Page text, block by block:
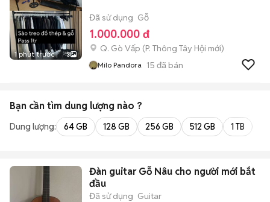
1 phút trước 3
Đã sử dụng Gỗ
1.000.000 đ
Q. Gò Vấp (P. Thông Tây Hội mới)
Milo Pandora 15 đã bán
Bạn cần tìm dung lượng nào ?
Dung lượng: 64 GB 128 GB 256 GB 512 GB 1 TB
Đàn guitar Gỗ Nâu cho người mới bắt
đầu
Đã sử dụng Guitar